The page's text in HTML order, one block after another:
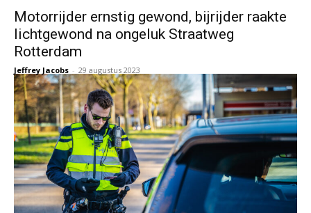
Motorrijder ernstig gewond, bijrijder raakte
lichtgewond na ongeluk Straatweg
Rotterdam
Jeffrey Jacobs - 29 augustus 2023